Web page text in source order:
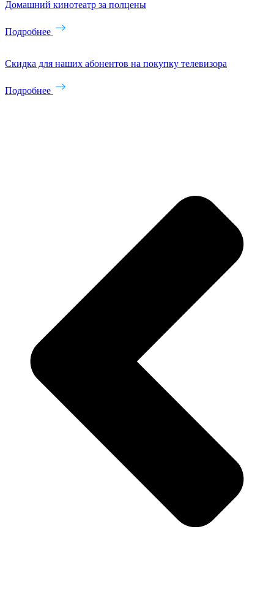
Домашний кинотеатр за полцены
Подробнее
Скидка для наших абонентов на покупку телевизора
Подробнее